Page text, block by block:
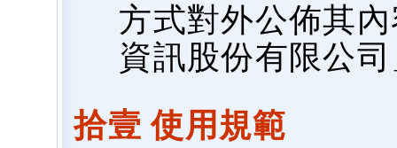
方式對外公佈其
資訊股份有限公
拾壹 使用規範